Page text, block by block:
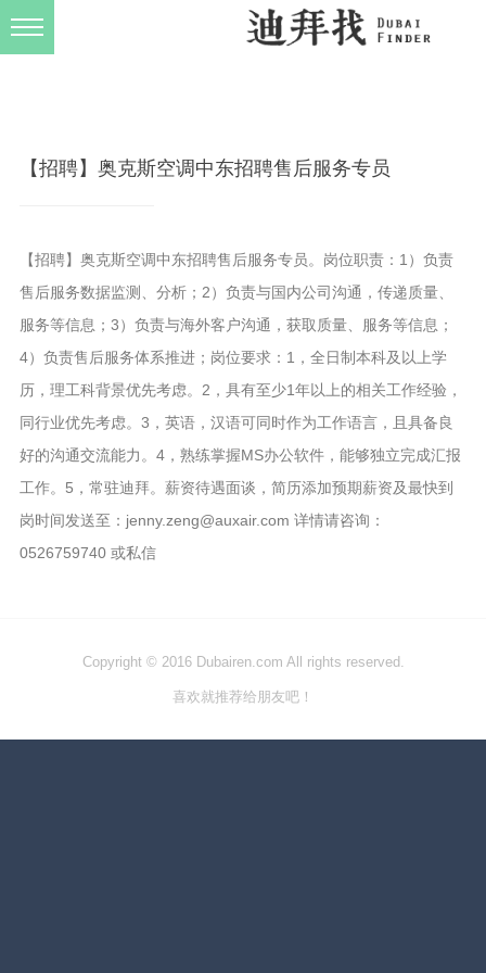
【招聘】奥克斯空调中东招聘售后服务专员
【招聘】奥克斯空调中东招聘售后服务专员。岗位职责：1）负责
售后服务数据监测、分析；2）负责与国内公司沟通，传递质量、
服务等信息；3）负责与海外客户沟通，获取质量、服务等信息；
4）负责售后服务体系推进；岗位要求：1，全日制本科及以上学
历，理工科背景优先考虑。2，具有至少1年以上的相关工作经验，
同行业优先考虑。3，英语，汉语可同时作为工作语言，且具备良
好的沟通交流能力。4，熟练掌握MS办公软件，能够独立完成汇报
工作。5，常驻迪拜。薪资待遇面谈，简历添加预期薪资及最快到
岗时间发送至：jenny.zeng@auxair.com 详情请咨询：
0526759740 或私信
Copyright © 2016 Dubairen.com All rights reserved.
喜欢就推荐给朋友吧！